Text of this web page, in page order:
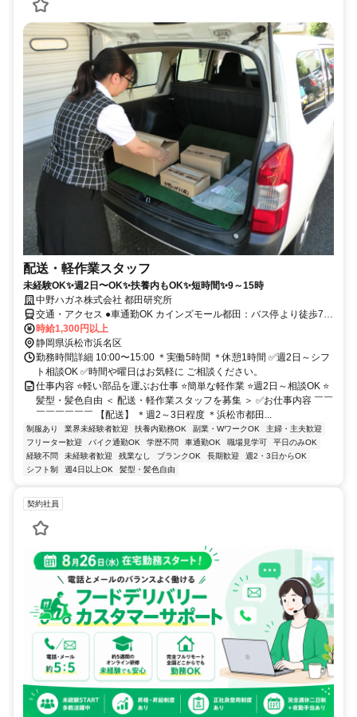
配送・軽作業スタッフ
未経験OK✨週2日〜OK✨扶養内もOK✨短時間✨9～15時
中野ハガネ株式会社 都田研究所
交通・アクセス ●車通勤OK カインズモール都田：バス停より徒歩7
分、都田駅より車で3分、常葉大学前駅より車で4分、フルーツパーク
駅より車で6分、金指駅より車で9分、宮口駅より車で10分
時給1,300円以上
静岡県浜松市浜名区
勤務時間詳細 10:00〜15:00 ＊実働5時間 ＊休憩1時間 ✅週2日～シフ
ト相談OK ✅時間や曜日はお気軽に ご相談ください。
仕事内容 ⭐軽い部品を運ぶお仕事 ⭐簡単な軽作業 ⭐週2日～相談OK ⭐
髪型・髪色自由 ＜ 配送・軽作業スタッフを募集 ＞ ✅お仕事内容 ￣￣
￣￣￣￣￣￣ 【配送】 ＊週2～3日程度 ＊浜松市都田...
制服あり 業界未経験者歓迎 扶養内勤務OK 副業・WワークOK
主婦・主夫歓迎
フリーター歓迎
バイク通勤OK 学歴不問 車通勤OK 職場見学可
平日のみOK
経験不問
未経験者歓迎 残業なし ブランクOK 長期歓迎
週2・3日からOK
シフト制
週4日以上OK 髪型・髪色自由
契約社員